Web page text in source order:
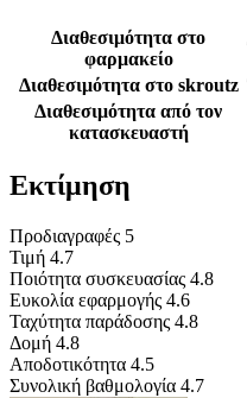
Διαθεσιμότητα στο
φαρμακείο
Διαθεσιμότητα στο skroutz
Διαθεσιμότητα από τον
κατασκευαστή
Εκτίμηση
Προδιαγραφές 5
Τιμή 4.7
Ποιότητα συσκευασίας 4.8
Ευκολία εφαρμογής 4.6
Ταχύτητα παράδοσης 4.8
Δομή 4.8
Αποδοτικότητα 4.5
Συνολική βαθμολογία 4.7